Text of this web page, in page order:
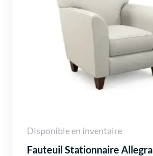
Disponible en inventaire
Fauteuil Stationnaire Allegra